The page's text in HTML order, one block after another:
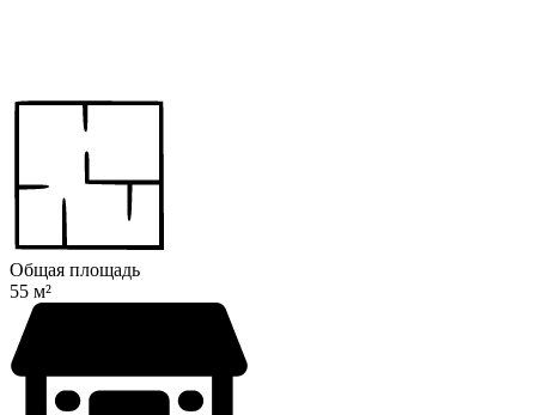
Общая площадь
55 м²